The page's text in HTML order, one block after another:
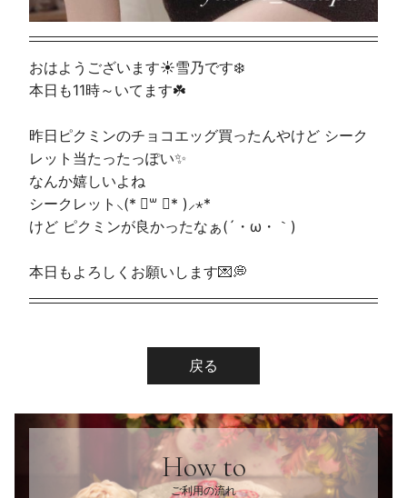
おはようございます☀️雪乃です❄️
本日も11時～いてます☘️
昨日ピクミンのチョコエッグ買ったんやけど シーク
レット当たったっぽい✨️
なんか嬉しいよね
シークレット⸜(* ॑꒳ ॑* )⸝⋆*
けど ピクミンが良かったなぁ(´・ω・｀)
本日もよろしくお願いします💌💭
戻る
How to
ご利用の流れ